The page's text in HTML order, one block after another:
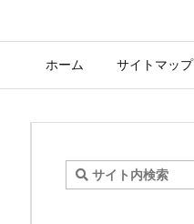
ホーム サイトマップ
佐